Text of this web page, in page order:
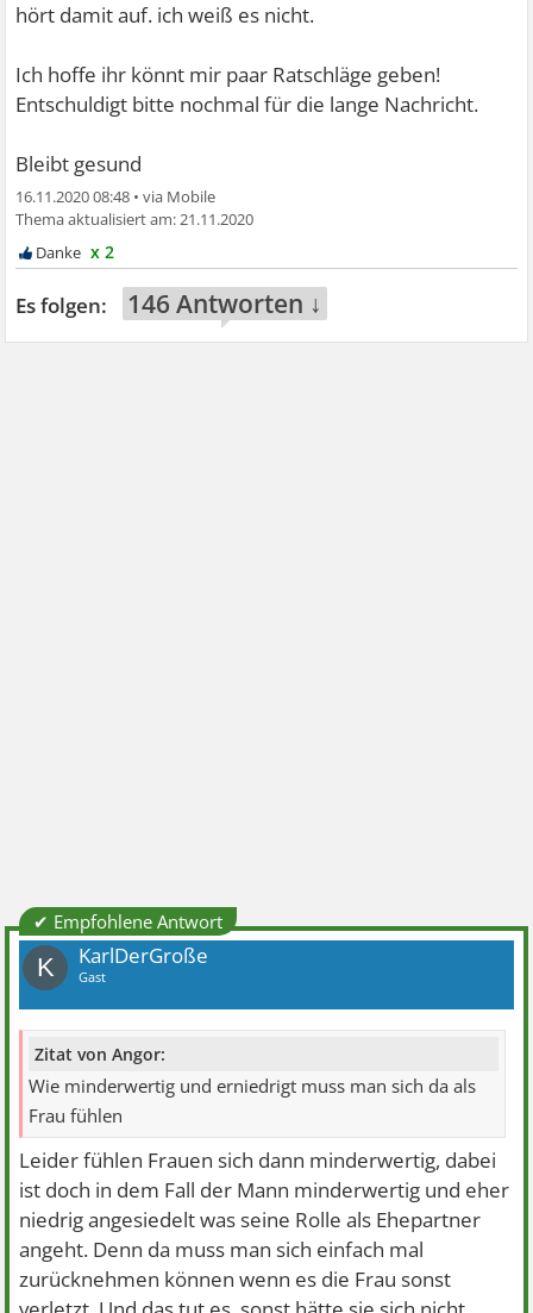
hört damit auf. ich weiß es nicht.
Ich hoffe ihr könnt mir paar Ratschläge geben!
Entschuldigt bitte nochmal für die lange Nachricht.
Bleibt gesund
16.11.2020 08:48 •
21.11.2020
x 2
146 Antworten ↓
✔ Empfohlene Antwort
K KarlDerGroße
Gast
Zitat von Angor:
Wie minderwertig und erniedrigt muss man sich da als
Frau fühlen
Leider fühlen Frauen sich dann minderwertig, dabei
ist doch in dem Fall der Mann minderwertig und eher
niedrig angesiedelt was seine Rolle als Ehepartner
angeht. Denn da muss man sich einfach mal
zurücknehmen können wenn es die Frau sonst